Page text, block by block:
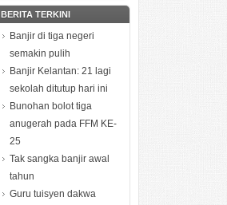
BERITA TERKINI
Banjir di tiga negeri
semakin pulih
Banjir Kelantan: 21 lagi
sekolah ditutup hari ini
Bunohan bolot tiga
anugerah pada FFM KE-
25
Tak sangka banjir awal
tahun
Guru tuisyen dakwa